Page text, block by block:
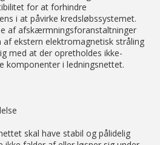
for at forhindre
i at påvirke kredsløbssystemet.
af afskærmningsforanstaltninger
​​ekstern elektromagnetisk stråling
med at der opretholdes ikke-
komponenter i ledningsnettet.
skal have stabil og pålidelig